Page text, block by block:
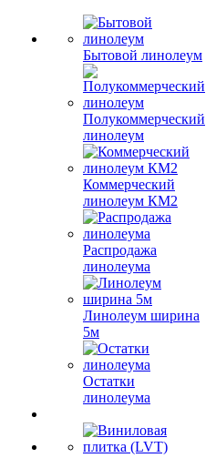
Бытовой линолеум
Полукоммерческий
линолеум
Коммерческий
линолеум КМ2
Распродажа
линолеума
Линолеум ширина
5м
Остатки
линолеума